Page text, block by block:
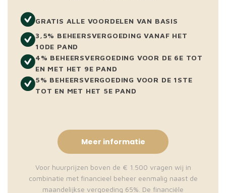
GRATIS ALLE VOORDELEN VAN BASIS
3,5% BEHEERSVERGOEDING VANAF HET
10DE PAND
4% BEHEERSVERGOEDING VOOR DE 6E TOT
EN MET HET 9E PAND
5% BEHEERSVERGOEDING VOOR DE 1STE
TOT EN MET HET 5E PAND
Meer informatie
Voor huurprijzen boven de € 1.500 vragen wij in
combinatie met financieel beheer eenmalig naast de
maandelijkse vergoeding 65%. De financiële